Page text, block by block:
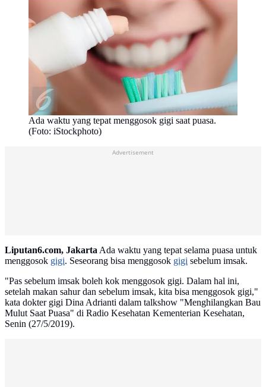
Ada waktu yang tepat menggosok gigi saat puasa.
(Foto: iStockphoto)
Advertisement
Liputan6.com, JakartaAda waktu yang tepat selama puasa untuk
menggosok gigi. Seseorang bisa menggosok gigi sebelum imsak.
"Pas sebelum imsak boleh kok menggosok gigi. Dalam hal ini,
setelah makan sahur dan sebelum imsak, kita bisa menggosok gigi,"
kata dokter gigi Dina Adrianti dalam talkshow "Menghilangkan Bau
Mulut Saat Puasa" di Radio Kesehatan Kementerian Kesehatan,
Senin (27/5/2019).